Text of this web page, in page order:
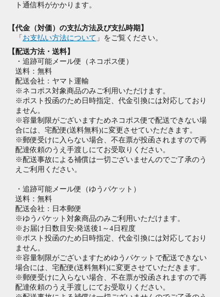
ト通信料がかかります。
【代金（対価）の支払方法及び支払時期】
「 お支払い方法について 」をご覧ください。
【配送方法・送料】
・追跡可能メール便（ネコポス便）
送料：無料
配送会社：ヤマト運輸
※ネコポス対象商品のみご利用いただけます。
※ポスト投函のため日時指定、代金引換には対応しており
ません。
※容量制限がございますためネコポス便で配送できない場
合には、宅配便(送料無料)に変更させていただきます。
※郵便受けに入らない場合、不在票が投函されますので再
配達依頼のうえ手渡しにてお受取りください。
※配送事故による補償は一切ございませんのでご了承のう
えご利用ください。
・追跡可能メール便（ゆうパケット）
送料：無料
配送会社：日本郵便
※ゆうパケット対象商品のみご利用いただけます。
※お届け日数目安:発送後1～4日程度
※ポスト投函のため日時指定、代金引換には対応しており
ません。
※容量制限がございますためゆうパケットで配送できない
場合には、宅配便(送料無料)に変更させていただきます。
※郵便受けに入らない場合、不在票が投函されますので再
配達依頼のうえ手渡しにてお受取りください。